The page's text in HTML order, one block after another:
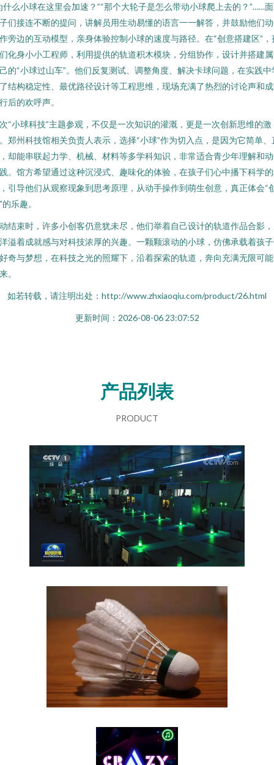
什么小球在这里会加速？”“那个大轮子是怎么带动小球爬上去的？”……
们接连不断的提问，讲解员用生动易懂的语言一一解答，并鼓励他们
旁边的互动模型，亲身体验控制小球的速度与路径。在“创意搭建区”，
化身小小工程师，利用提供的轨道积木模块，分组协作，设计并搭建
的“小球过山车”。他们反复测试、调整角度、解决卡球问题，在实践中
结构稳定性、最优路径设计等工程思维，现场充满了热烈的讨论声和
后的欢呼声。
“小球科技”主题参观，不仅是一次知识的灌溉，更是一次创新思维的激
郑州科技馆相关负责人表示，选择“小球”作为切入点，是因为它简单、
却能串联起力学、机械、材料等多学科知识，非常适合青少年理解和
。馆方希望通过这种沉浸式、趣味化的体验，在孩子们心中播下科学
引导他们从观察现象到思考原理，从动手操作到萌生创意，真正体会“
的乐趣。
结束时，许多小创客仍意犹未尽，他们举着自己设计的轨道作品合影
溢着成就感与对科技浓厚的兴趣。一颗颗滚动的小球，仿佛承载着孩
奇与梦想，在科技之光的照耀下，沿着探索的轨道，奔向充满无限可
。
如若转载，请注明出处：http://www.zhxiaoqiu.com/product/26.html
更新时间：2026-08-06 23:07:52
产品列表
PRODUCT